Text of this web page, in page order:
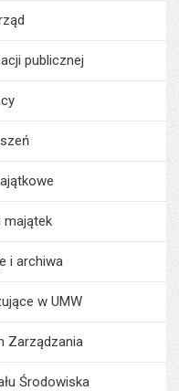
publicznej
majątek
i archiwa
w UMW
Zarządzania
Środowiska